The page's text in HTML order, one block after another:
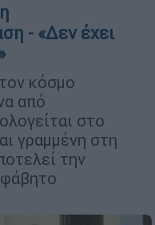
- «Δεν έχει
κόσμο
από
στο
γραμμένη στη
την